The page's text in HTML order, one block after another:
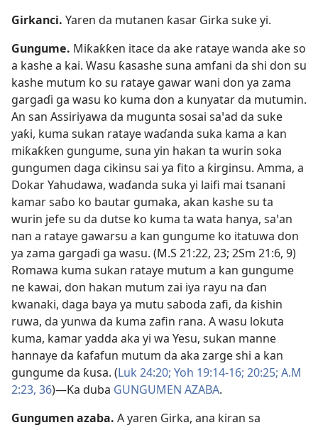
Girkanci. Yaren da mutanen ƙasar Girka suke yi.
Gungume. Miƙaƙƙen itace da ake rataye wanda ake so
a kashe a kai. Wasu ƙasashe suna amfani da shi don su
kashe mutum ko su rataye gawar wani don ya zama
gargaɗi ga wasu ko kuma don a kunyatar da mutumin.
An san Assiriyawa da mugunta sosai saꞌad da suke
yaƙi, kuma sukan rataye waɗanda suka kama a kan
miƙaƙƙen gungume, suna yin hakan ta wurin soka
gungumen daga cikinsu sai ya fito a ƙirginsu. Amma, a
Dokar Yahudawa, waɗanda suka yi laifi mai tsanani
kamar saɓo ko bautar gumaka, akan kashe su ta
wurin jefe su da dutse ko kuma ta wata hanya, saꞌan
nan a rataye gawarsu a kan gungume ko itatuwa don
ya zama gargaɗi ga wasu. (M.S 21:22, 23; 2Sm 21:6, 9)
Romawa kuma sukan rataye mutum a kan gungume
ne kawai, don hakan mutum zai iya rayu na ɗan
kwanaki, daga baya ya mutu saboda zafi, da ƙishin
ruwa, da yunwa da kuma zafin rana. A wasu lokuta
kuma, kamar yadda aka yi wa Yesu, sukan manne
hannaye da ƙafafun mutum da aka zarge shi a kan
gungume da ƙusa. (Luk 24:20; Yoh 19:14-16; 20:25; A.M
2:23, 36)​—Ka duba GUNGUMEN AZABA.
Gungumen azaba. A yaren Girka, ana kiran sa